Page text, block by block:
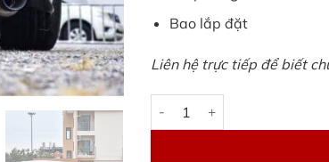
Bao lắp đặt
Liên hệ trực tiếp để biết
Body Carbon Civic Gen11 -